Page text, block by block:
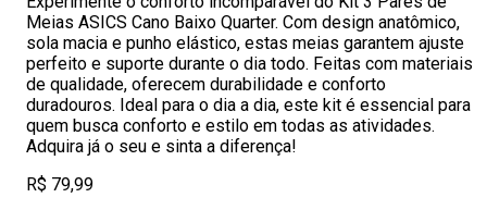
Meias ASICS Cano Baixo Quarter. Com design anatômico,
sola macia e punho elástico, estas meias garantem ajuste
perfeito e suporte durante o dia todo. Feitas com materiais
de qualidade, oferecem durabilidade e conforto
duradouros. Ideal para o dia a dia, este kit é essencial para
quem busca conforto e estilo em todas as atividades.
Adquira já o seu e sinta a diferença!
R$ 79,99